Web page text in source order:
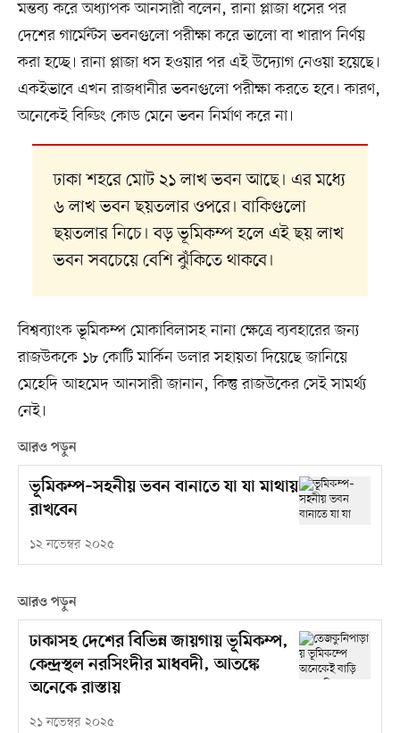
মন্তব্য করে অধ্যাপক আনসারী বলেন, রানা প্লাজা ধসের পর
দেশের গার্মেন্টস ভবনগুলো পরীক্ষা করে ভালো বা খারাপ নির্ণয়
করা হচ্ছে। রানা প্লাজা ধস হওয়ার পর এই উদ্যোগ নেওয়া হয়েছে।
একইভাবে এখন রাজধানীর ভবনগুলো পরীক্ষা করতে হবে। কারণ,
অনেকেই বিল্ডিং কোড মেনে ভবন নির্মাণ করে না।
ঢাকা শহরে মোট ২১ লাখ ভবন আছে। এর মধ্যে
৬ লাখ ভবন ছয়তলার ওপরে। বাকিগুলো
ছয়তলার নিচে। বড় ভূমিকম্প হলে এই ছয় লাখ
ভবন সবচেয়ে বেশি ঝুঁকিতে থাকবে।
বিশ্বব্যাংক ভূমিকম্প মোকাবিলাসহ নানা ক্ষেত্রে ব্যবহারের জন্য
রাজউককে ১৮ কোটি মার্কিন ডলার সহায়তা দিয়েছে জানিয়ে
মেহেদি আহমেদ আনসারী জানান, কিন্তু রাজউকের সেই সামর্থ্য
নেই।
আরও পড়ুন
ভূমিকম্প–সহনীয় ভবন বানাতে যা যা মাথায়
রাখবেন
১২ নভেম্বর ২০২৫
আরও পড়ুন
ঢাকাসহ দেশের বিভিন্ন জায়গায় ভূমিকম্প,
কেন্দ্রস্থল নরসিংদীর মাধবদী, আতঙ্কে
অনেকে রাস্তায়
২১ নভেম্বর ২০২৫